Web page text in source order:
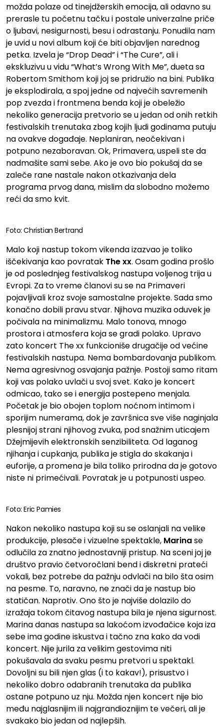
možda polaze od tinejdžerskih emocija, ali odavno su
prerasle tu početnu tačku i postale univerzalne priče
o ljubavi, nesigurnosti, besu i odrastanju. Ponudila nam
je uvid u novi album koji će biti objavljen narednog
petka. Izvela je “Drop Dead” i “The Cure”, ali i
ekskluzivu u vidu “What’s Wrong With Me”, dueta sa
Robertom Smithom koji joj se pridružio na bini. Publika
je eksplodirala, a spoj jedne od najvećih savremenih
pop zvezda i frontmena benda koji je obeležio
nekoliko generacija pretvorio se u jedan od onih retkih
festivalskih trenutaka zbog kojih ljudi godinama putuju
na ovakve događaje. Neplaniran, neočekivan i
potpuno nezaboravan. Ok, Primavera, uspeli ste da
nadmašite sami sebe. Ako je ovo bio pokušaj da se
zaleče rane nastale nakon otkazivanja dela
programa prvog dana, mislim da slobodno možemo
reći da smo kvit.
Foto: Christian Bertrand
Malo koji nastup tokom vikenda izazvao je toliko
iščekivanja kao povratak The xx. Osam godina prošlo
je od poslednjeg festivalskog nastupa voljenog trija u
Evropi. Za to vreme članovi su se na Primaveri
pojavljivali kroz svoje samostalne projekte. Sada smo
konačno dobili pravu stvar. Njihova muzika oduvek je
počivala na minimalizmu. Malo tonova, mnogo
prostora i atmosfera koja se gradi polako. Upravo
zato koncert The xx funkcioniše drugačije od većine
festivalskih nastupa. Nema bombardovanja publikom.
Nema agresivnog osvajanja pažnje. Postoji samo ritam
koji vas polako uvlači u svoj svet. Kako je koncert
odmicao, tako se i energija postepeno menjala.
Početak je bio obojen toplom noćnom intimom i
sporijim numerama, dok je završnica sve više naginjala
plesnijoj strani njihovog zvuka, pod snažnim uticajem
Džejmijevih elektronskih senzibiliteta. Od laganog
njihanja i cupkanja, publika je stigla do skakanja i
euforije, a promena je bila toliko prirodna da je gotovo
niste ni primećivali. Povratak je u potpunosti uspeo.
Foto: Eric Pamies
Nakon nekoliko nastupa koji su se oslanjali na velike
produkcije, plesače i vizuelne spektakle, Marinase
odlučila za znatno jednostavniji pristup. Na sceni joj je
društvo pravio četvoročlani bend i diskretni prateći
vokali, bez potrebe da pažnju odvlači na bilo šta osim
na pesme. To, naravno, ne znači da je nastup bio
statičan. Naprotiv. Ono što je najviše dolazilo do
izražaja tokom čitavog nastupa bila je njena sigurnost.
Marina danas nastupa sa lakoćom izvođačice koja iza
sebe ima godine iskustva i tačno zna kako da vodi
koncert. Nije jurila za velikim gestovima niti
pokušavala da svaku pesmu pretvori u spektakl.
Dovoljni su bili njen glas (i to kakav!), prisustvo i
nekoliko dobro odabranih trenutaka da publika
ostane potpuno uz nju. Možda njen koncert nije bio
među najglasnijim ili najgrandioznijim te večeri, ali je
svakako bio jedan od najlepših.